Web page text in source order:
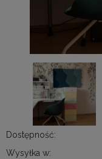
Dostępność:
Wysyłka w: